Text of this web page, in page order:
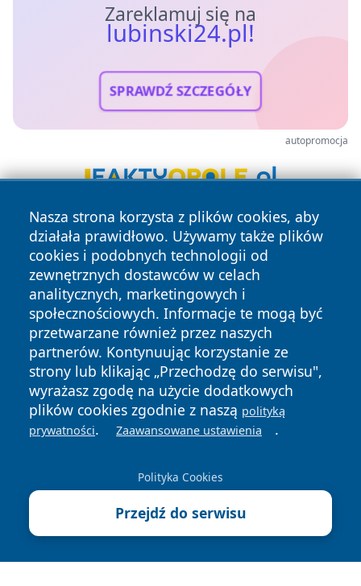
Zareklamuj się na
lubinski24.pl!
SPRAWDŹ SZCZEGÓŁY
autopromocja
Nasza strona korzysta z plików cookies, aby
działała prawidłowo. Używamy także plików
cookies i podobnych technologii od
zewnętrznych dostawców w celach
analitycznych, marketingowych i
społecznościowych. Informacje te mogą być
przetwarzane również przez naszych
partnerów. Kontynuując korzystanie ze
strony lub klikając „Przechodzę do serwisu",
wyrażasz zgodę na użycie dodatkowych
plików cookies zgodnie z naszą polityką
prywatności. Zaawansowane ustawienia .
Polityka Cookies
Przejdź do serwisu
Copyright © 2026 lubinski24.pl Wszystkie prawa zastrzeżone.
News Autorzy
Polityka
Prywatności
Polityka
Cookies